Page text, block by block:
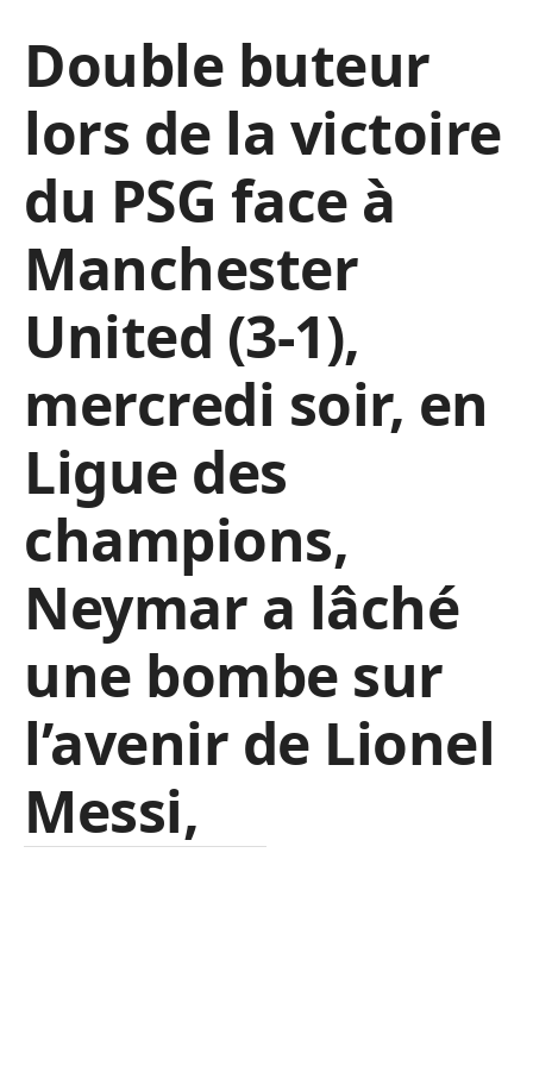
Double buteur
lors de la victoire
du PSG face à
Manchester
United (3-1),
mercredi soir, en
Ligue des
champions,
Neymar a lâché
une bombe sur
l’avenir de Lionel
Messi,